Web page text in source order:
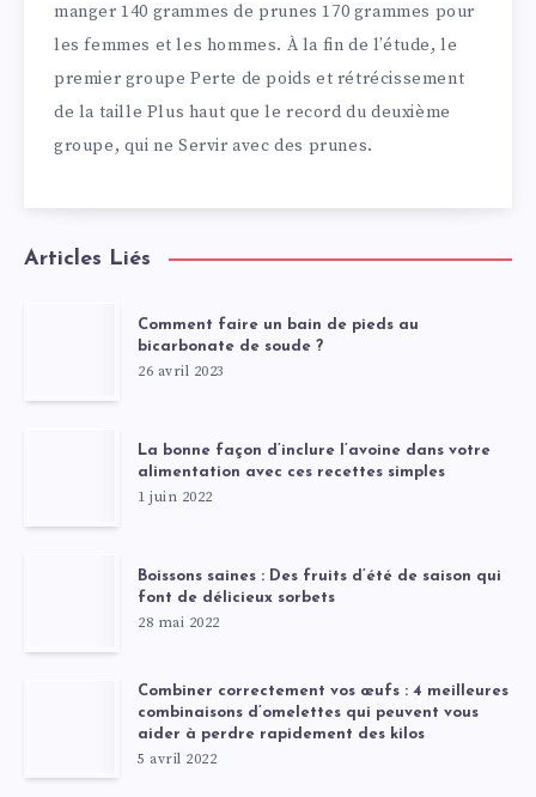
manger 140 grammes de prunes 170 grammes pour
les femmes et les hommes. À la fin de l’étude, le
premier groupe Perte de poids et rétrécissement
de la taille Plus haut que le record du deuxième
groupe, qui ne Servir avec des prunes.
Articles Liés
Comment faire un bain de pieds au
bicarbonate de soude ?
26 avril 2023
La bonne façon d’inclure l’avoine dans votre
alimentation avec ces recettes simples
1 juin 2022
Boissons saines : Des fruits d’été de saison qui
font de délicieux sorbets
28 mai 2022
Combiner correctement vos œufs : 4 meilleures
combinaisons d’omelettes qui peuvent vous
aider à perdre rapidement des kilos
5 avril 2022